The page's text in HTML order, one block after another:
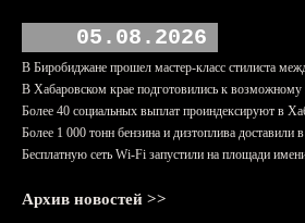
05.08.2026
В Биробиджане прошел мастер-класс стилиста
В Хабаровском крае подготовились к
Более 40 социальных выплат проиндексируют в
Более 1 000 тонн бензина и дизтоплива доставили
Бесплатную сеть Wi-Fi запустили на площади
Архив новостей >>